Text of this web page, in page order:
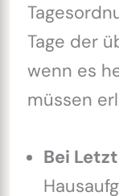
Tage der
wenn es
müssen
Bei